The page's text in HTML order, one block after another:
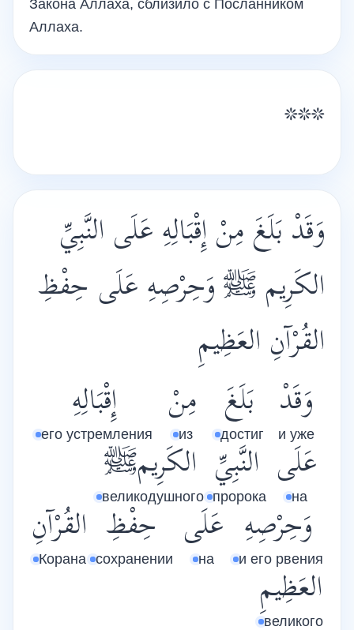
Закона Аллаха, сблизило с Посланником
Аллаха.
***
وَقَدْ بَلَغَ مِنْ إِقْبَالِهِ عَلَى النَّبِيِّ
الكَرِيم ﷺ وَحِرْصِهِ عَلَى حِفْظِ
القُرْآنِ العَظِيمِ
وَقَدْ
и уже
بَلَغَ
достиг
مِنْ
из
إِقْبَالِهِ
его устремления
عَلَى
на
النَّبِيِّ
пророка
الكَرِيمﷺ
великодушного
وَحِرْصِهِ
и его рвения
عَلَى
на
حِفْظِ
сохранении
القُرْآنِ
Корана
العَظِيمِ
великого